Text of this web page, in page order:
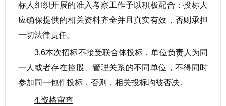
标人组织开展的准入考察工作予以积极配合；投标人
应确保提供的相关资料齐全并且真实有效，否则承担
一切法律责任。
3.6本次招标不接受联合体投标，单位负责人为同
一人或者存在控股、管理关系的不同单位，不得同时
参加同一包件投标，否则，相关投标均被否决。
4.资格审查